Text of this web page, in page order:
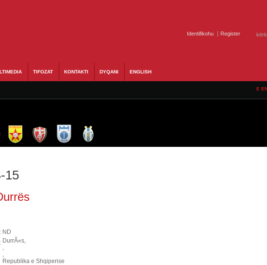
Identifikohu Register
TIFOZAT KONTAKTI DYQANI ENGLISH
E
15
ND
DurrÃ«s,
,
,
Republika e Shqiperise